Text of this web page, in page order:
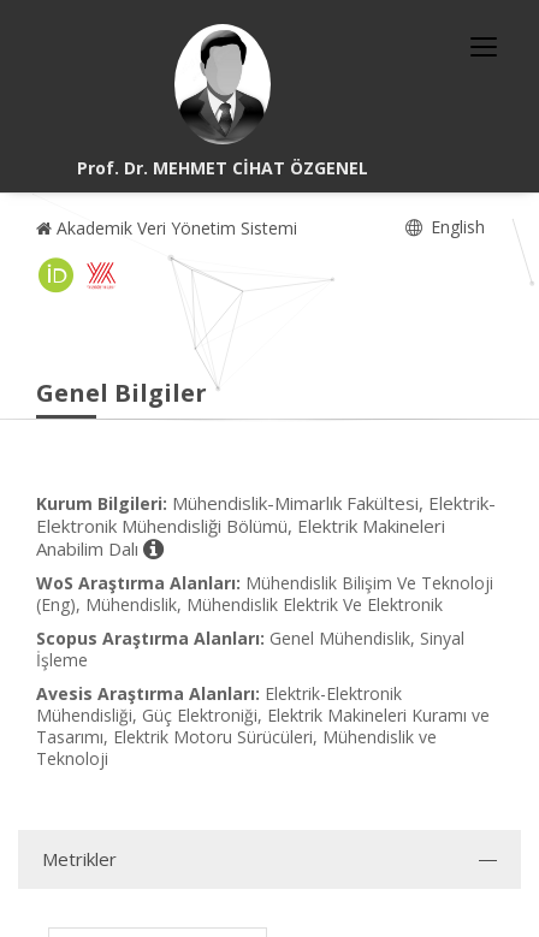
Prof. Dr. MEHMET CİHAT ÖZGENEL
Akademik Veri Yönetim Sistemi English
Genel Bilgiler
Kurum Bilgileri: Mühendislik-Mimarlık Fakültesi, Elektrik-
Elektronik Mühendisliği Bölümü, Elektrik Makineleri
Anabilim Dalı
WoS Araştırma Alanları: Mühendislik Bilişim Ve Teknoloji
(Eng), Mühendislik, Mühendislik Elektrik Ve Elektronik
Scopus Araştırma Alanları: Genel Mühendislik, Sinyal
İşleme
Avesis Araştırma Alanları: Elektrik-Elektronik
Mühendisliği, Güç Elektroniği, Elektrik Makineleri Kuramı ve
Tasarımı, Elektrik Motoru Sürücüleri, Mühendislik ve
Teknoloji
Metrikler